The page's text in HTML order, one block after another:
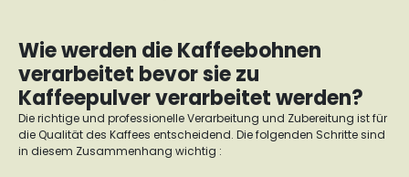
Wie werden die Kaffeebohnen
verarbeitet bevor sie zu
Kaffeepulver verarbeitet werden?
Die richtige und professionelle Verarbeitung und Zubereitung ist für
die Qualität des Kaffees entscheidend. Die folgenden Schritte sind
in diesem Zusammenhang wichtig :